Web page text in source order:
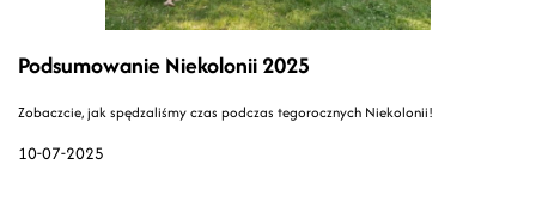
10-07-2025
Podsumowanie Niekolonii 2025
Zobaczcie, jak spędzaliśmy czas podczas tegorocznych Niekolonii!